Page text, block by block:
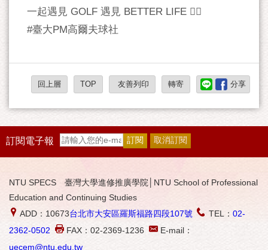
一起遇見 GOLF 遇見 BETTER LIFE 🏌🏻‍
#臺大PM高爾夫球社
回上層 TOP 友善列印 轉寄 分享
訂閱電子報
NTU SPECS 臺灣大學進修推廣學院│NTU School of Professional
Education and Continuing Studies
ADD：10673台北市大安區羅斯福路四段107號 TEL： 02-
2362-0502
FAX：02-2369-1236
E-mail：
uecem@ntu.edu.tw